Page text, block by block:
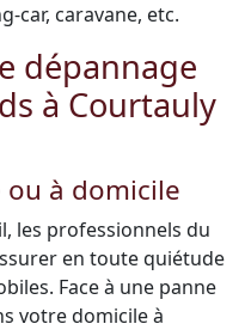
car, caravane, etc.
dépannage
à Courtauly
ou à domicile
les professionnels du
en toute quiétude
Face à une panne
votre domicile à